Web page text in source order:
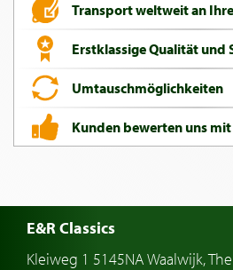
Transport weltweit an
Erstklassige Qualität und
Umtauschmöglichkeiten
Kunden bewerten uns
E&R Classics
Kleiweg 1 5145NA Waalwijk,